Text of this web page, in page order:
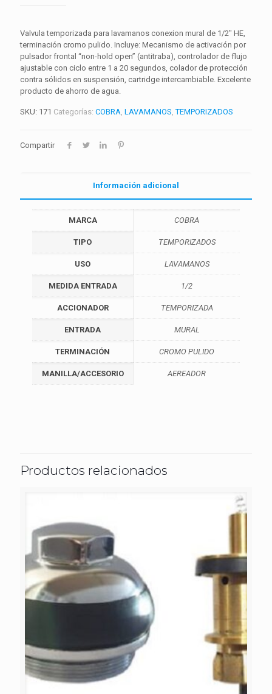
Valvula temporizada para lavamanos conexion mural de 1/2″ HE,
terminación cromo pulido. Incluye: Mecanismo de activación por
pulsador frontal “non-hold open” (antitraba), controlador de flujo
ajustable con ciclo entre 1 a 20 segundos, colador de protección
contra sólidos en suspensión, cartridge intercambiable. Excelente
producto de ahorro de agua.
SKU: 171 Categorías: COBRA LAVAMANOS ,TEMPORIZADOS
Compartir
Información adicional
MARCA COBRA
TIPO TEMPORIZADOS
USO LAVAMANOS
MEDIDA ENTRADA 1/2
ACCIONADOR TEMPORIZADA
ENTRADA MURAL
TERMINACIÓN CROMO PULIDO
MANILLA/ACCESORIO AEREADOR
Productos relacionados